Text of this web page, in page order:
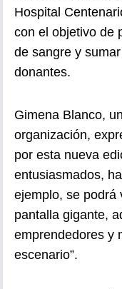
Hospital
con el objetivo de
de sangre y
donantes.
Gimena Blanco,
organización,
por esta nueva
entusiasmados,
ejemplo, se podrá
pantalla gigante,
emprendedores y
escenario”.